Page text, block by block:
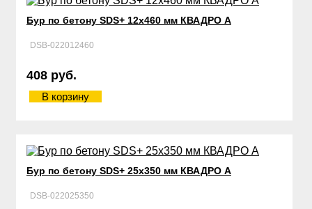
Бур по бетону SDS+ 12х460 мм КВАДРО А
DSB-022012460
408 руб.
В корзину
Бур по бетону SDS+ 25х350 мм КВАДРО А
DSB-022025350